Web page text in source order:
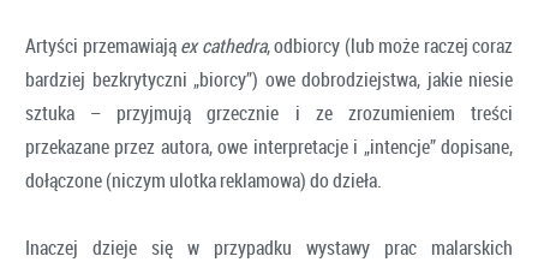
Artyści przemawiająex cathedra, odbiorcy (lub może raczej coraz
bardziej bezkrytyczni „biorcy”) owe dobrodziejstwa, jakie niesie
sztuka – przyjmują grzecznie i ze zrozumieniem treści
przekazane przez autora, owe interpretacje i „intencje” dopisane,
dołączone (niczym ulotka reklamowa) do dzieła.
Inaczej dzieje się w przypadku wystawy prac malarskich